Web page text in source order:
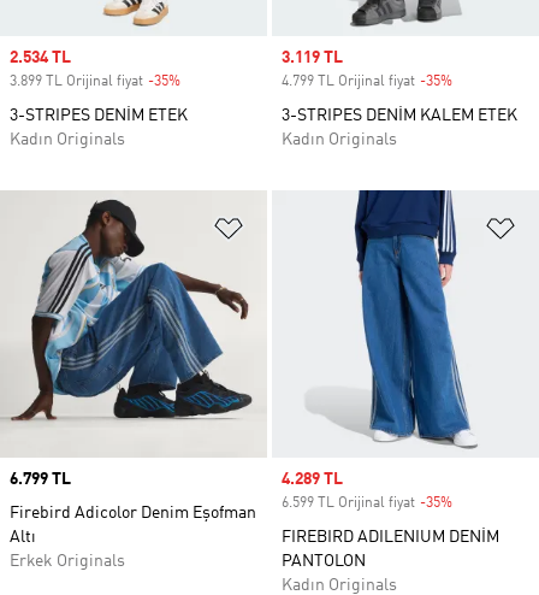
Sale price
2.534 TL
3.899 TL Orijinal fiyat -35%
3-STRIPES DENİM ETEK
Kadın Originals
Sale price
3.119 TL
4.799 TL Orijinal fiyat -35%
3-STRIPES DENİM KALEM ETEK
Kadın Originals
Favori Listesine Ekle
Price
6.799 TL
Firebird Adicolor Denim Eşofman
Altı
Erkek Originals
Sale price
4.289 TL
6.599 TL Orijinal fiyat -35%
FIREBIRD ADILENIUM DENİM
PANTOLON
Kadın Originals